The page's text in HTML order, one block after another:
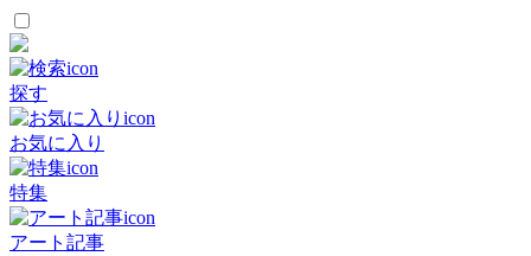
探す
お気に入り
特集
アート記事